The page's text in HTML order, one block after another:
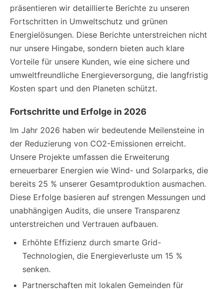
präsentieren wir detaillierte Berichte zu unseren
Fortschritten in Umweltschutz und grünen
Energielösungen. Diese Berichte unterstreichen nicht
nur unsere Hingabe, sondern bieten auch klare
Vorteile für unsere Kunden, wie eine sichere und
umweltfreundliche Energieversorgung, die langfristig
Kosten spart und den Planeten schützt.
Fortschritte und Erfolge in 2026
Im Jahr 2026 haben wir bedeutende Meilensteine in
der Reduzierung von CO2-Emissionen erreicht.
Unsere Projekte umfassen die Erweiterung
erneuerbarer Energien wie Wind- und Solarparks, die
bereits 25 % unserer Gesamtproduktion ausmachen.
Diese Erfolge basieren auf strengen Messungen und
unabhängigen Audits, die unsere Transparenz
unterstreichen und Vertrauen aufbauen.
Erhöhte Effizienz durch smarte Grid-
Technologien, die Energieverluste um 15 %
senken.
Partnerschaften mit lokalen Gemeinden für